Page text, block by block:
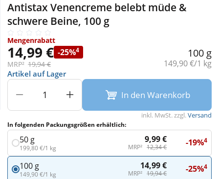
Sanitätshaus
Sport & Fitness
Tierbedarf
Antistax Venencreme belebt müde &
schwere Beine, 100 g
Mengenrabatt
14,99 € -25%4
MRP² 19,94 €
100 g
Grundpreis:
149,90 €/1 kg
Artikel auf Lager
In den Warenkorb
inkl. MwSt. zzgl.Versand
In folgenden Packungsgrößen erhältlich:
50 g
199,80 €/1 kg
9,99 €
MRP² 12,34 € -19%4
100 g
149,90 €/1 kg
14,99 €
MRP² 19,94 € -25%4